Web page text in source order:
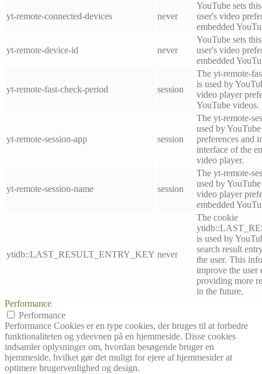
yt-remote-connected-devices never
YouTube sets
user's video
embedded
yt-remote-device-id never
YouTube sets
user's video
embedded
yt-remote-fast-check-period session
The yt-remote-
is used by
video player
YouTube videos.
yt-remote-session-app session
The yt-remote-
used by
preferences and
interface of the
video player.
yt-remote-session-name session
The yt-remote-
used by
video player
embedded
ytidb::LAST_RESULT_ENTRY_KEY never
The cookie
is used by
search result
the user. This
improve the user
providing more
in the future.
Performance
Performance
Performance Cookies er en type cookies, der bruges til at forbedre
funktionaliteten og ydeevnen på en hjemmeside. Disse cookies
indsamler oplysninger om, hvordan besøgende bruger en
hjemmeside, hvilket gør det muligt for ejere af hjemmesider at
optimere brugervenlighed og design.